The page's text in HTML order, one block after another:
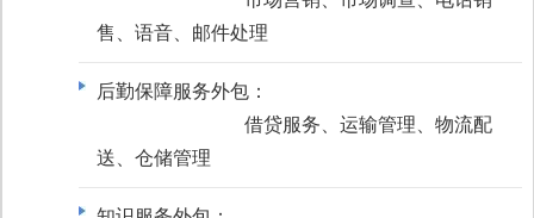
售、语音、邮件处理
后勤保障服务外包：
借贷服务、运输管理、物流配
送、仓储管理